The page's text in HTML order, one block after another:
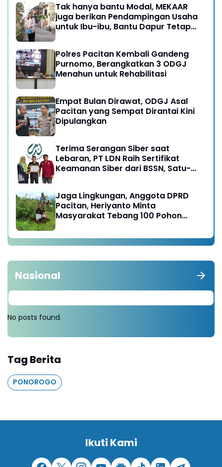
Tak hanya bantu Modal, MEKAAR
juga berikan Pendampingan Usaha
untuk Ibu-ibu, Bantu Dapur Tetap
Polres Pacitan Kembali Gandeng
Purnomo, Berangkatkan 3 ODGJ
Menahun untuk Rehabilitasi
Empat Bulan Dirawat, ODGJ Asal
Pacitan yang Sempat Dirantai Kini
Dipulangkan
Terima Serangan Siber saat
Lebaran, PT LDN Raih Sertifikat
Keamanan Siber dari BSSN, Satu-
Jaga Lingkungan, Anggota DPRD
Pacitan, Heriyanto Minta
Masyarakat Tebang 100 Pohon
Nasional
No posts found.
Tag Berita
PONOROGO
Ikuti Kami